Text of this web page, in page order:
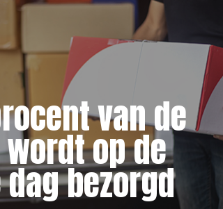
van de
op de
bezorgd